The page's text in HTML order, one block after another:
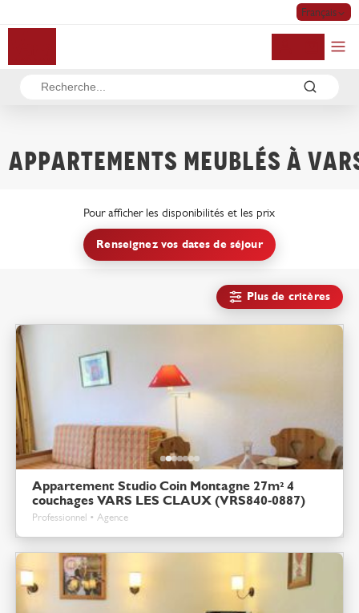
Français
Mon compte
Appartements meublés à
Pour afficher les disponibilités et les prix
Renseignez vos dates de séjour
Plus de critères
Appartement Studio Coin Montagne 27m² 4
couchages VARS LES CLAUX (VRS840-0887)
Professionnel • Agence